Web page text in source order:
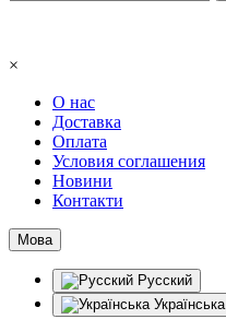
×
О нас
Доставка
Оплата
Условия соглашения
Новини
Контакти
Мова
Русский
Українська